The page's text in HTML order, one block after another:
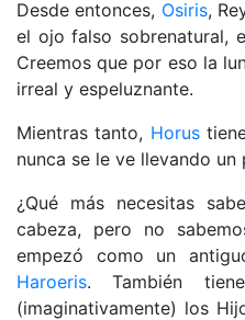
Desde entonces, Osiris,
el ojo falso sobrenatural,
Creemos que por eso la
irreal y espeluznante.
Mientras tanto, Horus
nunca se le ve llevando un
¿Qué más necesitas
cabeza, pero no
empezó como un
Haroeris. También
(imaginativamente) los